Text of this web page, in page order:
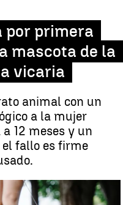
por primera
mascota de la
vicaria
animal con un
a la mujer
12 meses y un
fallo es firme
matar a la mascota de la
expareja |
Pexels